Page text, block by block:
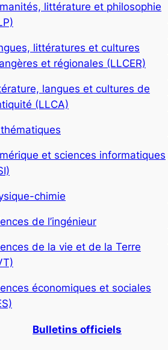
littérature et philosophie
littératures et cultures
et régionales (LLCER)
langues et cultures de
(LLCA)
et sciences informatiques
chimie
de l’ingénieur
de la vie et de la Terre
économiques et sociales
Bulletins officiels